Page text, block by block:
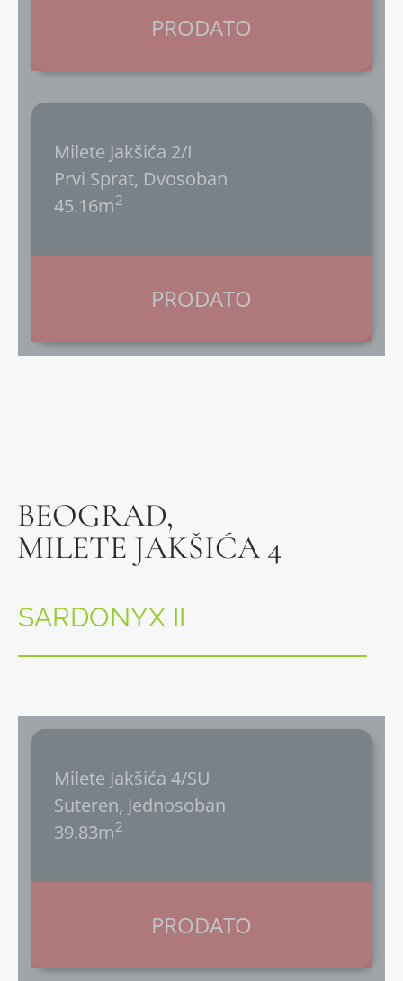
PRODATO
Milete Jakšića 2/I
Prvi Sprat, Dvosoban
45.16m2
PRODATO
BEOGRAD,
MILETE JAKŠIĆA 4
SARDONYX II
Milete Jakšića 4/SU
Suteren, Jednosoban
39.83m2
PRODATO